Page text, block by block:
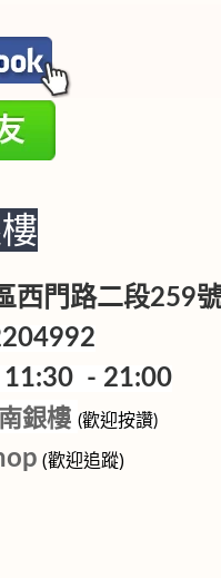
西門路二段259
11:30 - 21:00
銀樓 (歡迎按讚)
(歡迎追蹤)